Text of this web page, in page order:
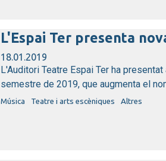
L'Espai Ter presenta
18.01.2019
L'Auditori Teatre Espai Ter ha
semestre de 2019, que augmenta el
Música Teatre i arts escèniques Altres